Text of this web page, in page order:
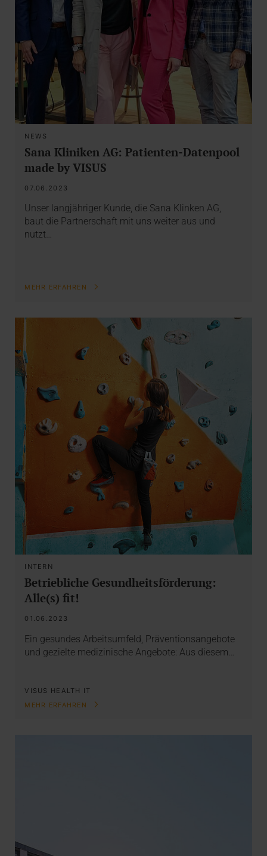
NEWS
Sana Kliniken AG: Patienten-Datenpool
made by VISUS
07.06.2023
Unser langjähriger Kunde, die Sana Klinken AG,
baut die Partnerschaft mit uns weiter aus und
nutzt…
MEHR ERFAHREN
INTERN
Betriebliche Gesundheitsförderung:
Alle(s) fit!
01.06.2023
Ein gesundes Arbeitsumfeld, Präventionsangebote
und gezielte medizinische Angebote: Aus diesem…
VISUS HEALTH IT
MEHR ERFAHREN